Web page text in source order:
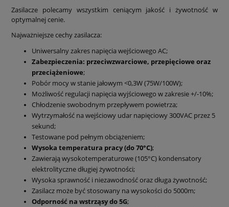
Zasilacze polecamy wszystkim ceniącym jakość i żywotność w
optymalnej cenie.
Najważniejsze cechy zasilacza:
Uniwersalny zakres napięcia wejściowego AC;
Zabezpieczenia: przeciwzwarciowe, przepięciowe oraz
przeciążeniowe;
Pobór mocy w stanie jałowym <0,3W (75W/100W);
Możliwość regulacji napięcia wyjściowego w zakresie +/-10%;
Chłodzenie swobodnym przepływem powietrza;
Wytrzymałość na wejściowy udar napięciowy 300VAC przez 5
sekund;
Testowane pod pełnym obciążeniem;
Wysoka temperatura pracy (do 70°C);
Zawierają wysokotemperaturowe (105°C) kondensatory
elektrolityczne długiej żywotności;
Wysoka sprawność i niezawodność oraz długa żywotność;
Zasilacz może być stosowany na wysokości do 5000m;
Odporność na wstrząsy do 5G;